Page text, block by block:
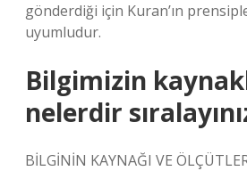
gönderdiği için Kuran’ın
uyumludur.
Bilgimizin
nelerdir
BİLGİNİN KAYNAĞI VE